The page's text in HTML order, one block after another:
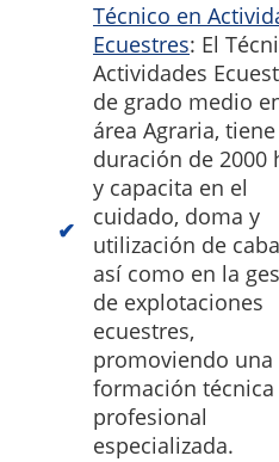
Técnico en
Ecuestres: El
Actividades
de grado medio
área Agraria,
duración de 2000
y capacita en el
cuidado, doma y
utilización de
así como en la
de explotaciones
ecuestres,
promoviendo una
formación técnica
profesional
especializada.